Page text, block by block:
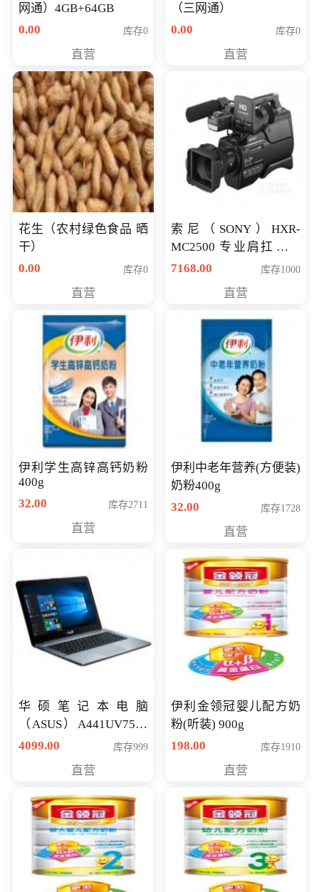
网通）4GB+64GB
0.00
库存0
直营
（三网通）
0.00
库存0
直营
花生（农村绿色食品 晒
干）
0.00
库存0
直营
索尼（SONY）HXR-
MC2500 专业肩扛式存
储卡全高清摄录一体机
清入门级摄像机
7168.00 库存1000
直营
伊利学生高锌高钙奶粉
400g
32.00
库存2711
直营
伊利中老年营养(方便装)
奶粉400g
32.00
库存1728
直营
华硕笔记本电脑
（ASUS）A441UV7500
顽石（7代i7-7500U 4G
4099.00 库存999
直营
伊利金领冠婴儿配方奶
粉(听装) 900g
198.00
库存1910
直营